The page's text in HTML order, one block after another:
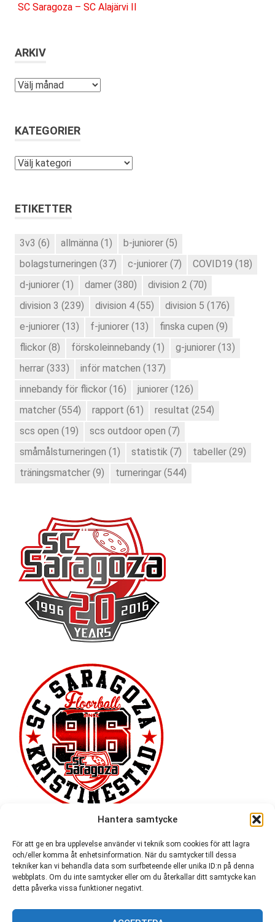
Hantera samtycke
För att ge en bra upplevelse använder vi teknik som cookies för att lagra
och/eller komma åt enhetsinformation. När du samtycker till dessa
tekniker kan vi behandla data som surfbeteende eller unika ID:n på denna
webbplats. Om du inte samtycker eller om du återkallar ditt samtycke kan
detta påverka vissa funktioner negativt.
SC Saragoza – SC Alajärvi II
ARKIV
Arkiv
KATEGORIER
Kategorier
ETIKETTER
3v3 (6) allmänna (1) b-juniorer (5)
bolagsturneringen (37) c-juniorer (7) COVID19 (18)
d-juniorer (1) damer (380) division 2 (70)
division 3 (239) division 4 (55) division 5 (176)
e-juniorer (13) f-juniorer (13) finska cupen (9)
flickor (8) förskoleinnebandy (1) g-juniorer (13)
herrar (333) inför matchen (137)
innebandy för flickor (16) juniorer (126)
matcher (554) rapport (61) resultat (254)
scs open (19) scs outdoor open (7)
småmålsturneringen (1) statistik (7) tabeller (29)
träningsmatcher (9) turneringar (544)